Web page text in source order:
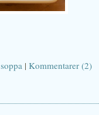
soppa | Kommentarer (2)